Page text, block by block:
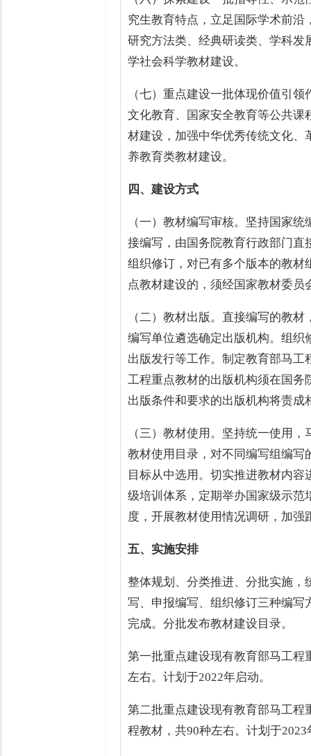
究生教育特点，立足国际学术前
研究方法类、经典研读类、学科
学社会科学教材建设。
（七）重点建设一批体现价值引
文化教育、国家安全教育等公共
材建设，加强中华优秀传统文化
养教育类教材建设。
四、建设方式
（一）教材编写审核。坚持国家
接编写，由国务院教育行政部门
组织修订，对已有多个版本的教
点教材建设的，须经国家教材委员
（二）教材出版。直接编写的教
编写单位遴选确定出版机构。组
出版发行等工作。制定教育部马
工程重点教材的出版机构须在国
出版条件和要求的出版机构将责
（三）教材使用。坚持统一使用
教材使用目录，对不同编写组编
目标从中选用。切实推进教材内
级培训体系，定期举办国家级示
度，开展教材使用情况调研，加强
五、实施安排
整体规划、分类推进、分批实施
写、申报编写、组织修订三种编写
完成。分批发布教材建设目录。
第一批重点建设现有教育部马工程
左右。计划于2022年启动。
第二批重点建设现有教育部马工
程教材，共90种左右。计划于2023